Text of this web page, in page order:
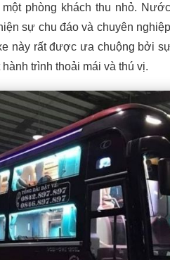
phòng khách thu nhỏ.
sự chu đáo và chuyên
này rất được ưa chuộng bởi
trình thoải mái và thú vị.